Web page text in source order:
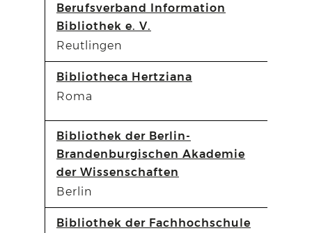
Berufsverband Information
Bibliothek e. V.
Reutlingen
Bibliotheca Hertziana
Roma
Bibliothek der Berlin-
Brandenburgischen Akademie
der Wissenschaften
Berlin
Bibliothek der Fachhochschule